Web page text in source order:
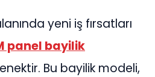
yeni iş fırsatları
panel bayilik
Bu bayilik modeli,